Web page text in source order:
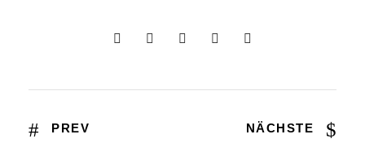
PREV NÄCHSTE